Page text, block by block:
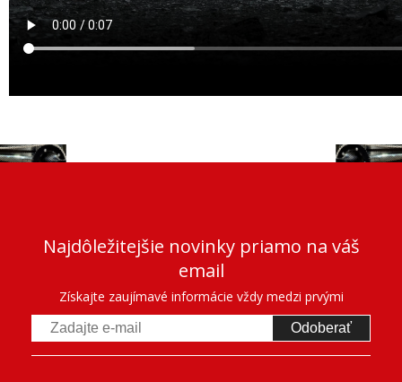
Najdôležitejšie novinky priamo na váš
email
Získajte zaujímavé informácie vždy medzi prvými
Odoberať